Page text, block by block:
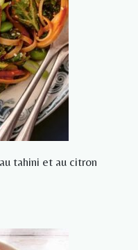
tahini et au citron